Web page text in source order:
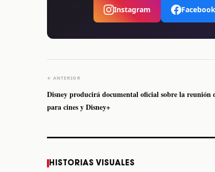
Instagram Facebook
← ANTERIOR
Disney producirá documental oficial sobre la reunión
para cines y Disney+
HISTORIAS VISUALES
Monterrey el próximo